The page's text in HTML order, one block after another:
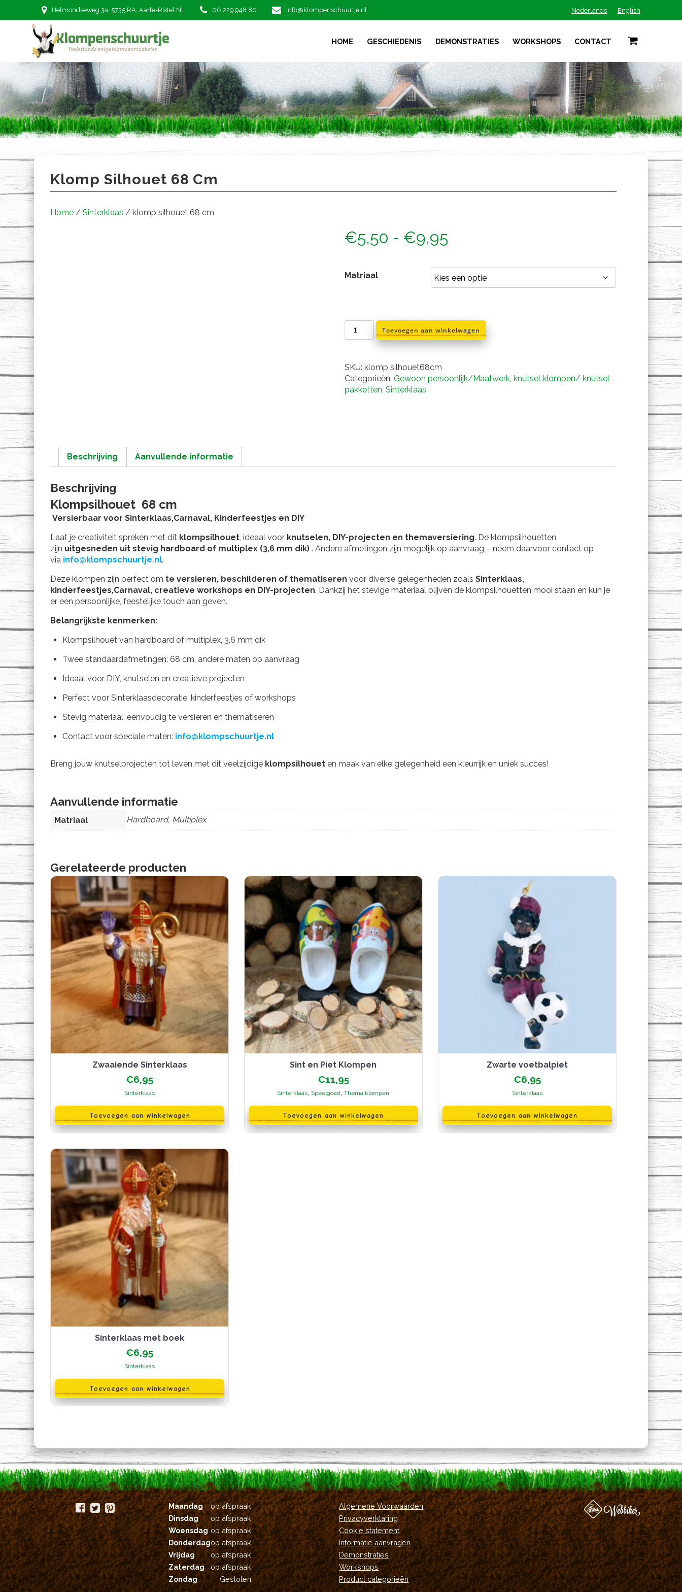
Helmondseweg 3a, 5735 RA, Aarle-Rixtel NL 06 229 948 80 info@klompenschuurtje.nl Nederlands English
HOME GESCHIEDENIS DEMONSTRATIES WORKSHOPS CONTACT
klomp silhouet 68 cm
Klomp Silhouet 68 Cm
Home /Sinterklaas / klomp silhouet 68 cm
€5,50 - €9,95Prijsklasse:
tot
Matriaal
klomp
silhouet
aantal
Toevoegen aan winkelwagen
SKU:klomp silhouet68cm
Categorieën:Gewoon persoonlijk/Maatwerk,knutsel klompen/ knutsel
pakketten,Sinterklaas
Beschrijving Aanvullende informatie
Beschrijving
Klompsilhouet 68 cm
Versierbaar voor Sinterklaas,Carnaval, Kinderfeestjes en DIY
Laat je creativiteit spreken met dit klompsilhouet, ideaal voor knutselen, DIY-projecten en themaversiering. De klompsilhouetten
zijn uitgesneden uit stevig hardboard of multiplex (3,6 mm dik) . Andere afmetingen zijn mogelijk op aanvraag – neem daarvoor contact op
via info@klompschuurtje.nl.
Deze klompen zijn perfect om te versieren, beschilderen of thematiseren voor diverse gelegenheden zoalsSinterklaas,
kinderfeestjes,Carnaval, creatieve workshops en DIY-projecten. Dankzij het stevige materiaal blijven de klompsilhouetten mooi staan en kun je
er een persoonlijke, feestelijke touch aan geven.
Belangrijkste kenmerken:
Klompsilhouet van hardboard of multiplex, 3,6 mm dik
Twee standaardafmetingen: 68 cm, andere maten op aanvraag
Ideaal voor DIY, knutselen en creatieve projecten
Perfect voor Sinterklaasdecoratie, kinderfeestjes of workshops
Stevig materiaal, eenvoudig te versieren en thematiseren
Contact voor speciale maten: info@klompschuurtje.nl
Breng jouw knutselprojecten tot leven met dit veelzijdige klompsilhouet en maak van elke gelegenheid een kleurrijk en uniek succes!
Aanvullende informatie
Matriaal Hardboard, Multiplex.
Gerelateerde producten
Zwaaiende Sinterklaas
€6,95
Sinterklaas
Toevoegen aan winkelwagen
Sint en Piet Klompen
€11,95
Sinterklaas, Speelgoed,Thema klompen
Toevoegen aan winkelwagen
Zwarte voetbalpiet
€6,95
Sinterklaas
Toevoegen aan winkelwagen
Sinterklaas met boek
€6,95
Sinterklaas
Toevoegen aan winkelwagen
Maandag
op afspraak
Dinsdag
op afspraak
Woensdag op afspraak
Donderdagop afspraak
Vrijdag
op afspraak
Zaterdag
op afspraak
Zondag
Gesloten
Algemene Voorwaarden
Privacyverklaring
Cookie statement
Informatie aanvragen
Demonstraties
Workshops
Product categorieën